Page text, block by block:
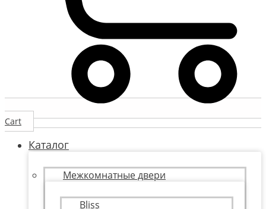
Cart
Каталог
Межкомнатные двери
Bliss